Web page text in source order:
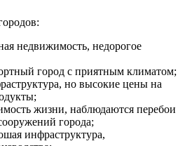
недвижимость, недорогое
город с приятным климатом;
но высокие цены на
жизни, наблюдаются перебои
города;
инфраструктура,